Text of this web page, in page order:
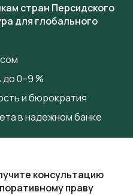
стран Персидского
для глобального
0–9 %
и бюрократия
в надежном банке
консультацию
праву